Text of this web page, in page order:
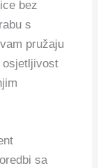
bez
s
pružaju
osjetljivost
sa